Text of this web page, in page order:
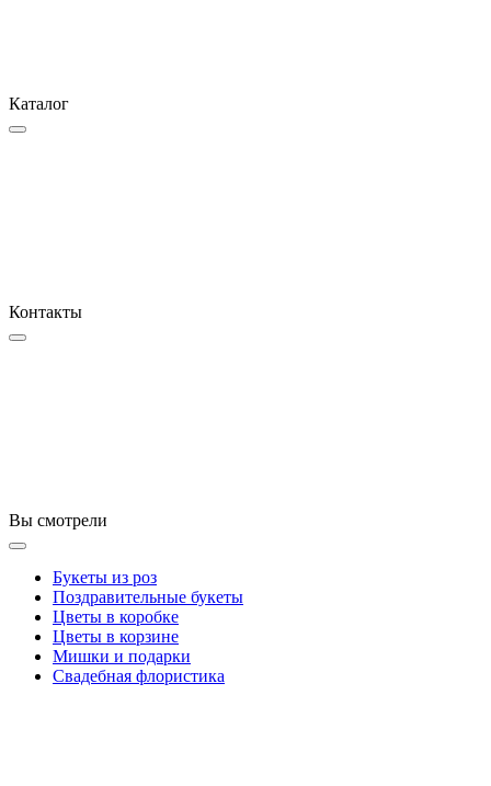
Каталог
Контакты
Вы смотрели
Букеты из роз
Поздравительные букеты
Цветы в коробке
Цветы в корзине
Мишки и подарки
Свадебная флористика